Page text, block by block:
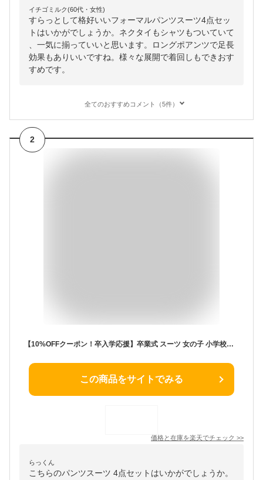
イチゴミルク(60代・女性)
すらっとして格好いいフォーマルパンツスーツ4点セッ
トはいかがでしょうか。ネクタイもシャツもついていて
、一気に揃っていいと思います。ロングポアンツで足長
効果もありいいですね。様々な展開で着回しもできおす
すめです。
全てのおすすめコメント（5件）
2
【10%OFFクーポン！卒入学応援】卒業式 スーツ 女の子 小学校女子 小学生 パンツ 150 160 165cm パンツスーツ 4点セット (ジャケット ブラウス パンツ) 子供服 卒服 小学校卒業式スーツ 子供スーツ ジュニアスーツ フォーマル 結婚式 イネス 服 かっこいい
この商品をサイトでみる
価格と在庫を楽天でチェック >>
らっくん
こちらのパンツスーツ 4点セットはいかがでしょうか。